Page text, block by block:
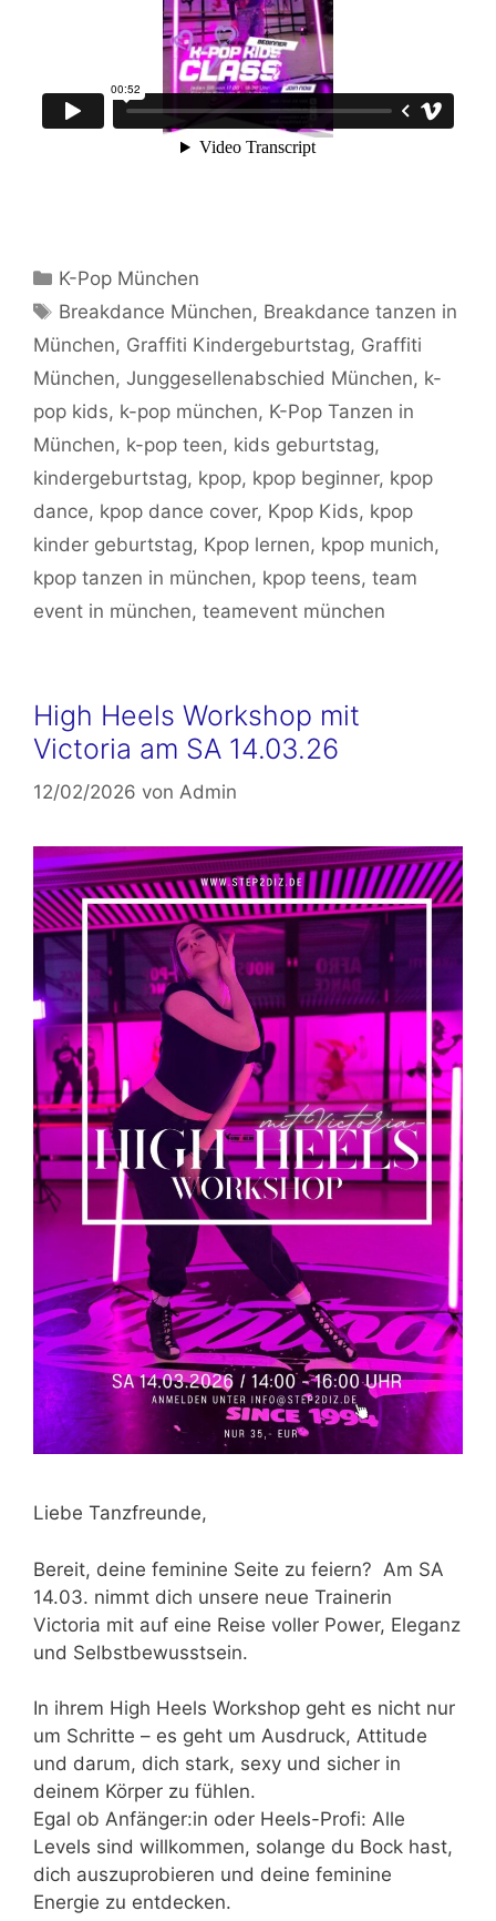
Kategorien
K-Pop München
Schlagwörter
Breakdance München, Breakdance tanzen in
München, Graffiti Kindergeburtstag, Graffiti
München, Junggesellenabschied München, k-
pop kids, k-pop münchen, K-Pop Tanzen in
München, k-pop teen, kids geburtstag,
kindergeburtstag, kpop, kpop beginner, kpop
dance, kpop dance cover, Kpop Kids, kpop
kinder geburtstag, Kpop lernen, kpop munich,
kpop tanzen in münchen, kpop teens, team
event in münchen, teamevent münchen
High Heels Workshop mit
Victoria am SA 14.03.26
12/02/2026 von Admin
Liebe Tanzfreunde,
Bereit, deine feminine Seite zu feiern? Am SA
14.03. nimmt dich unsere neue Trainerin
Victoria mit auf eine Reise voller Power, Eleganz
und Selbstbewusstsein.
In ihrem High Heels Workshop geht es nicht nur
um Schritte – es geht um Ausdruck, Attitude
und darum, dich stark, sexy und sicher in
deinem Körper zu fühlen.
Egal ob Anfänger:in oder Heels-Profi: Alle
Levels sind willkommen, solange du Bock hast,
dich auszuprobieren und deine feminine
Energie zu entdecken.